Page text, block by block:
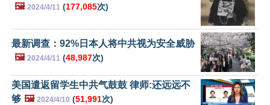
🖼️ 2024/4/11 (177,085次)
最新调查：92%日本人将中共视为安全威胁
🖼️ 2024/4/11 (48,987次)
美国遣返留学生中共气鼓鼓 律师:还远远不
够 🖼️ 2024/4/10 (51,991次)